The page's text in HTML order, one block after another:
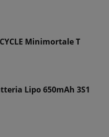
Minimortale T
Lipo 650mAh 3S1